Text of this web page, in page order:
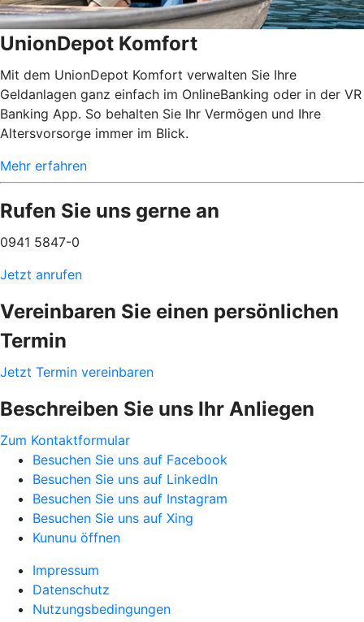
UnionDepot Komfort
Mit dem UnionDepot Komfort verwalten Sie Ihre
Geldanlagen ganz einfach im OnlineBanking oder in der VR
Banking App. So behalten Sie Ihr Vermögen und Ihre
Altersvorsorge immer im Blick.
Mehr erfahren
Rufen Sie uns gerne an
0941 5847-0
Jetzt anrufen
Vereinbaren Sie einen persönlichen
Termin
Jetzt Termin vereinbaren
Beschreiben Sie uns Ihr Anliegen
Zum Kontaktformular
Besuchen Sie uns auf Facebook
Besuchen Sie uns auf LinkedIn
Besuchen Sie uns auf Instagram
Besuchen Sie uns auf Xing
Kununu öffnen
Impressum
Datenschutz
Nutzungsbedingungen